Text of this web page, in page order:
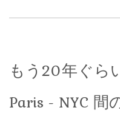
もう20年ぐら
Paris - NYC 間